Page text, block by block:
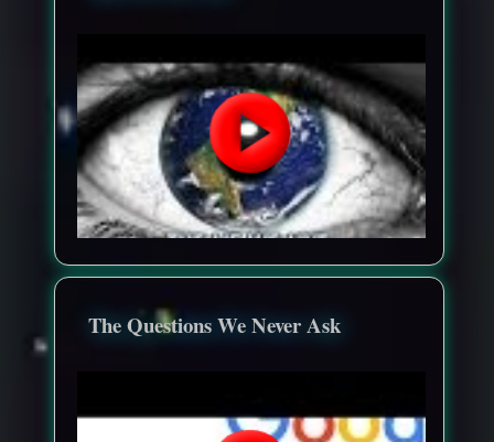
The Questions We Never Ask